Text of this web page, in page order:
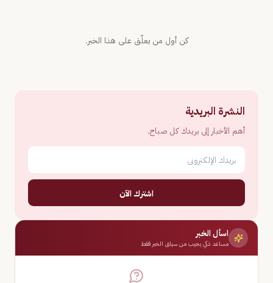
كن أول من يعلّق على هذا الخبر.
النشرة البريدية
أهم الأخبار إلى بريدك كل صباح.
اشترك الآن
اسأل الخبر
مساعد ذكي يجيب من سياق الخبر فقط